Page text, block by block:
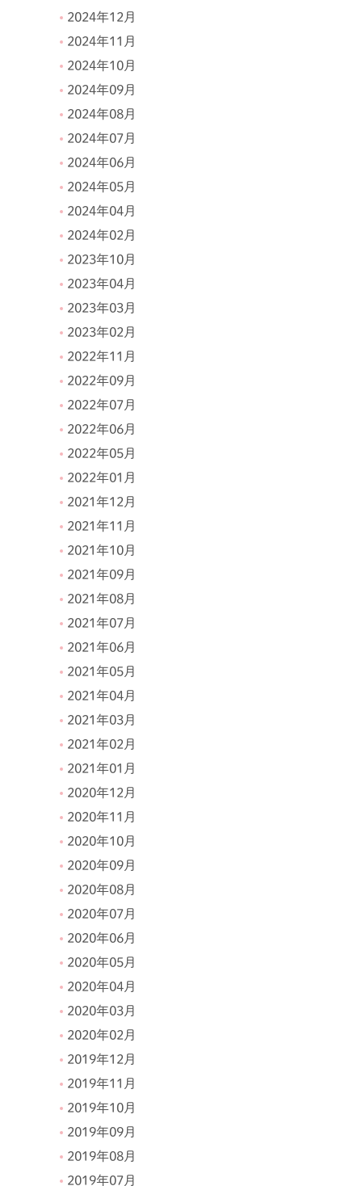
2024年12月
2024年11月
2024年10月
2024年09月
2024年08月
2024年07月
2024年06月
2024年05月
2024年04月
2024年02月
2023年10月
2023年04月
2023年03月
2023年02月
2022年11月
2022年09月
2022年07月
2022年06月
2022年05月
2022年01月
2021年12月
2021年11月
2021年10月
2021年09月
2021年08月
2021年07月
2021年06月
2021年05月
2021年04月
2021年03月
2021年02月
2021年01月
2020年12月
2020年11月
2020年10月
2020年09月
2020年08月
2020年07月
2020年06月
2020年05月
2020年04月
2020年03月
2020年02月
2019年12月
2019年11月
2019年10月
2019年09月
2019年08月
2019年07月